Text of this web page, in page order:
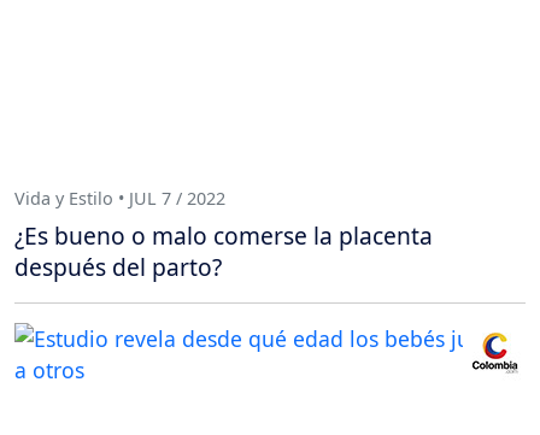
Vida y Estilo • JUL 7 / 2022
¿Es bueno o malo comerse la placenta
después del parto?